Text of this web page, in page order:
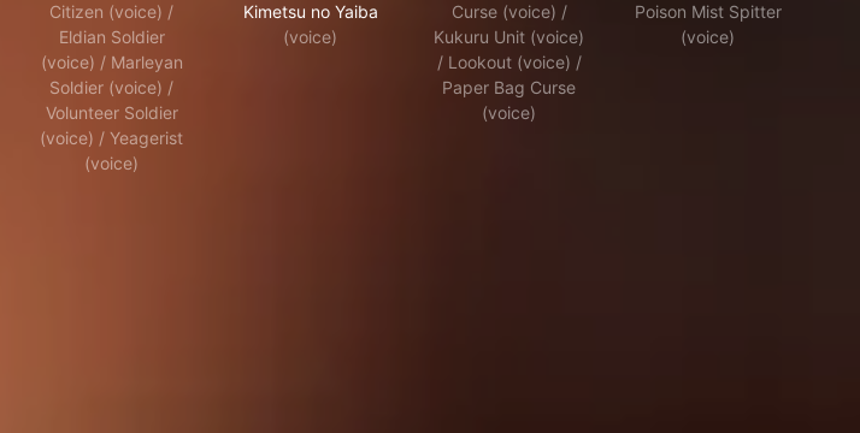
Citizen (voice) /
Eldian Soldier
(voice) / Marleyan
Soldier (voice) /
Volunteer Soldier
(voice) / Yeagerist
(voice)
Kimetsu no Yaiba
(voice)
Curse (voice) /
Kukuru Unit (voice)
/ Lookout (voice) /
Paper Bag Curse
(voice)
Poison Mist Spitter
(voice)